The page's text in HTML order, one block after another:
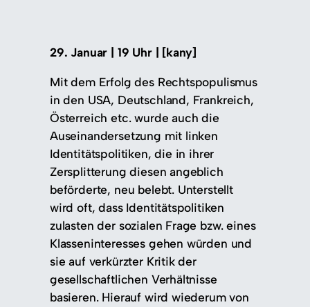
29. Januar | 19 Uhr | [kany]
Mit dem Erfolg des Rechtspopulismus
in den USA, Deutschland, Frankreich,
Österreich etc. wurde auch die
Auseinandersetzung mit linken
Identitätspolitiken, die in ihrer
Zersplitterung diesen angeblich
beförderte, neu belebt. Unterstellt
wird oft, dass Identitätspolitiken
zulasten der sozialen Frage bzw. eines
Klasseninteresses gehen würden und
sie auf verkürzter Kritik der
gesellschaftlichen Verhältnisse
basieren. Hierauf wird wiederum von